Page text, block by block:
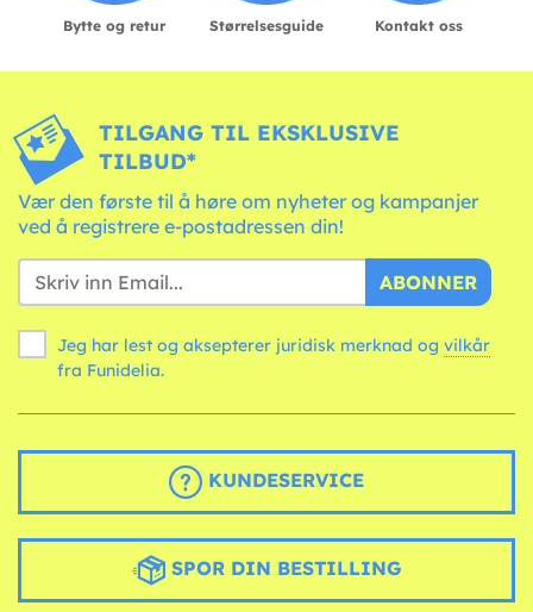
Bytte og retur Størrelsesguide Kontakt oss
TILGANG TIL EKSKLUSIVE
TILBUD*
Vær den første til å høre om nyheter og kampanjer
ved å registrere e-postadressen din!
ABONNER
Jeg har lest og aksepterer juridisk merknad og vilkår
fra Funidelia.
KUNDESERVICE
SPOR DIN BESTILLING